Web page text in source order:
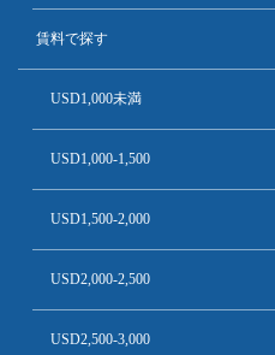
賃料で探す
USD1,000未満
USD1,000-1,500
USD1,500-2,000
USD2,000-2,500
USD2,500-3,000